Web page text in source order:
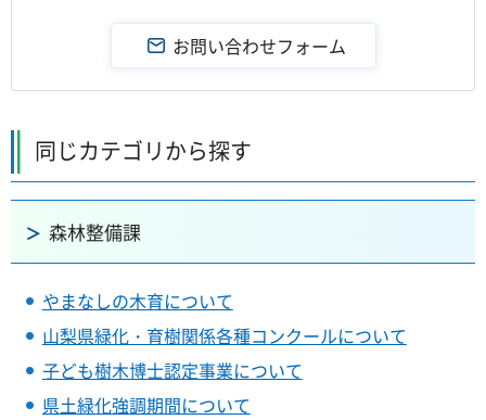
同じカテゴリから探す
森林整備課
やまなしの木育について
山梨県緑化・育樹関係各種コンクールについて
子ども樹木博士認定事業について
県土緑化強調期間について